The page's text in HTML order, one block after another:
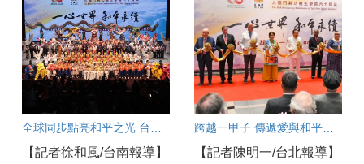
【記者徐和風/台南報導】
【記者陳明一/台北報導】